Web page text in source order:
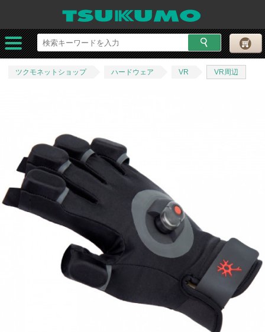
ツクモネットショップ ハードウェア VR VR周辺